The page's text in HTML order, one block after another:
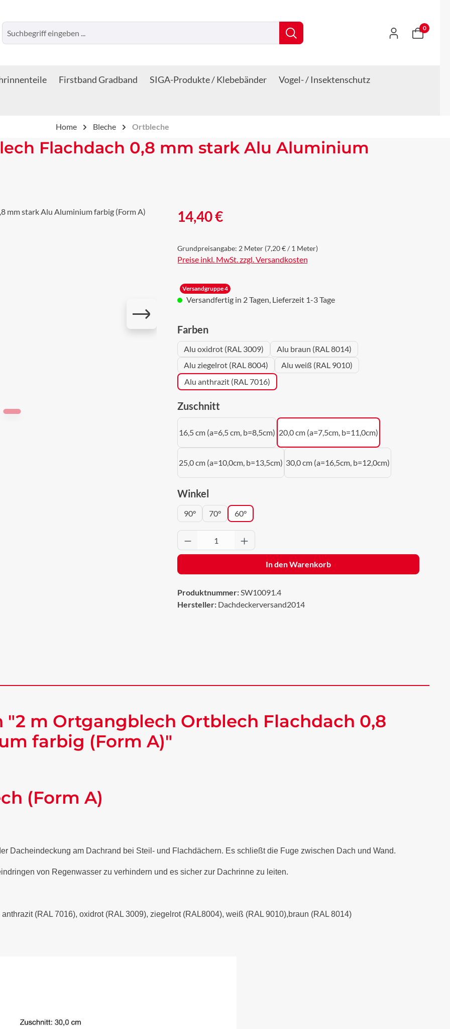
0
Firstband Gradband SIGA-Produkte / Klebebänder
Vogel- / Insektenschutz
Home Bleche Ortbleche
Flachdach 0,8 mm stark Alu Aluminium
Regulärer Preis:
14,40 €
Grundpreisangabe: 2 Meter (7,20 € / 1 Meter)
Preise inkl. MwSt. zzgl. Versandkosten
Versandgruppe 4
Versandfertig in 2 Tagen, Lieferzeit 1-3 Tage
Farbenauswählen
Alu oxidrot (RAL 3009)
Alu braun (RAL 8014)
Alu ziegelrot (RAL 8004)
Alu weiß (RAL 9010)
Alu anthrazit (RAL 7016)
Zuschnittauswählen
16,5 cm (a=6,5 cm, b=8,5cm) 20,0 cm (a=7,5cm, b=11,0cm)
25,0 cm (a=10,0cm, b=13,5cm) 30,0 cm (a=16,5cm, b=12,0cm)
Winkelauswählen
90° 70° 60°
Produkt Anzahl: Gib den gewünschten Wert ein
In den Warenkorb
Produktnummer:SW10091.4
Hersteller: Dachdeckerversand2014
m Ortgangblech Ortblech Flachdach 0,8
farbig (Form A)"
(Form A)
Dacheindeckung am Dachrand bei Steil- und Flachdächern. Es schließt die Fuge zwischen Dach und Wand.
von Regenwasser zu verhindern und es sicher zur Dachrinne zu leiten.
(RAL 7016), oxidrot (RAL 3009), ziegelrot (RAL8004), weiß (RAL 9010),braun (RAL 8014)